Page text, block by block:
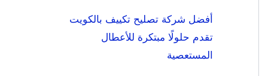
أفضل شركة تصليح تكييف بالكويت
تقدم حلولًا مبتكرة للأعطال
المستعصية